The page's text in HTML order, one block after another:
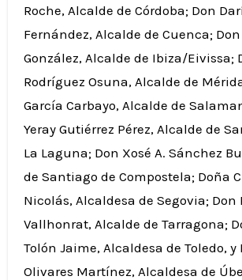
Roche, Alcalde de Córdoba; Don
Fernández, Alcalde de Cuenca;
González, Alcalde de Ibiza/Eivissa;
Rodríguez Osuna, Alcalde de
García Carbayo, Alcalde de
Yeray Gutiérrez Pérez, Alcalde de
La Laguna; Don Xosé A. Sánchez
de Santiago de Compostela; Doña
Nicolás, Alcaldesa de Segovia; Don
Vallhonrat, Alcalde de Tarragona;
Tolón Jaime, Alcaldesa de Toledo,
Olivares Martínez, Alcaldesa de